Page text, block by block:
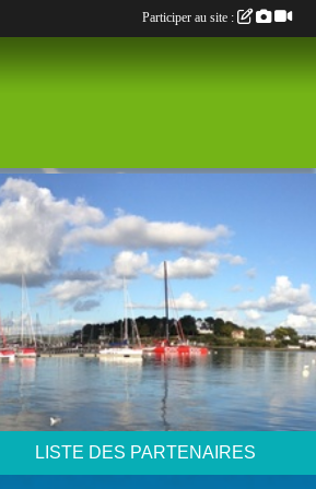
LISTE DES PARTENAIRES
Participer au site :